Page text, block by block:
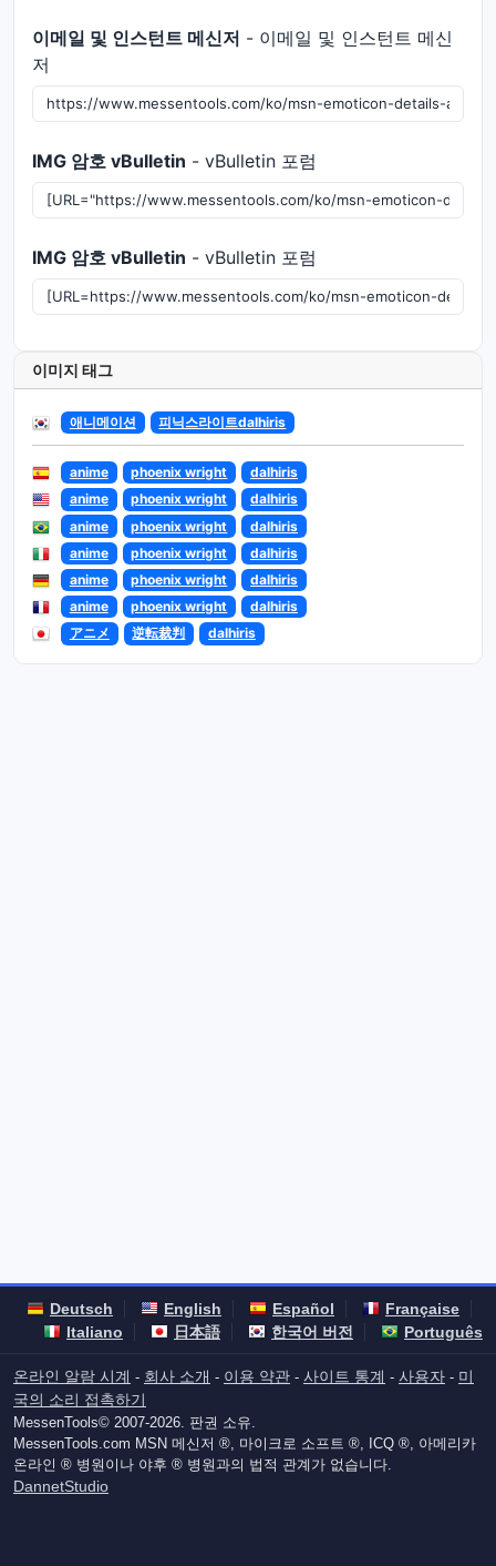
이메일 및 인스턴트 메신저 - 이메일 및 인스턴트 메신
저
IMG 암호 vBulletin - vBulletin 포럼
IMG 암호 vBulletin - vBulletin 포럼
이미지 태그
애니메이션 피닉스라이트dalhiris
anime phoenix wright
dalhiris
anime
phoenix wright
dalhiris
anime
phoenix wright
dalhiris
anime
phoenix wright
dalhiris
anime
phoenix wright
dalhiris
anime
phoenix wright
dalhiris
アニメ
逆転裁判 dalhiris
Deutsch English Español
Française
Italiano
日本語 한국어 버전 Português
온라인 알람 시계 - 회사 소개 - 이용 약관 - 사이트 통계 - 사용자 - 미
국의 소리 접촉하기
MessenTools© 2007-2026. 판권 소유.
MessenTools.com MSN 메신저 ®, 마이크로 소프트 ®, ICQ ®, 아메리카
온라인 ® 병원이나 야후 ® 병원과의 법적 관계가 없습니다.
DannetStudio